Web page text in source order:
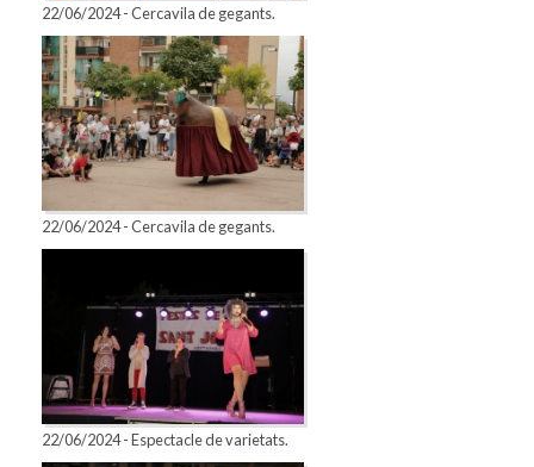
22/06/2024 - Cercavila de gegants.
22/06/2024 - Cercavila de gegants.
22/06/2024 - Espectacle de varietats.